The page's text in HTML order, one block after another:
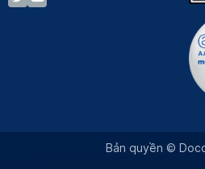
Bản quyền ©